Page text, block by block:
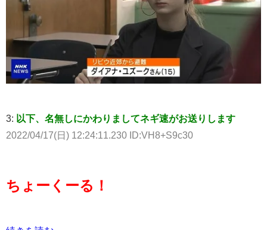
3: 以下、名無しにかわりましてネギ速がお送りします
2022/04/17(日) 12:24:11.230 ID:VH8+S9c30
ちょーくーる！